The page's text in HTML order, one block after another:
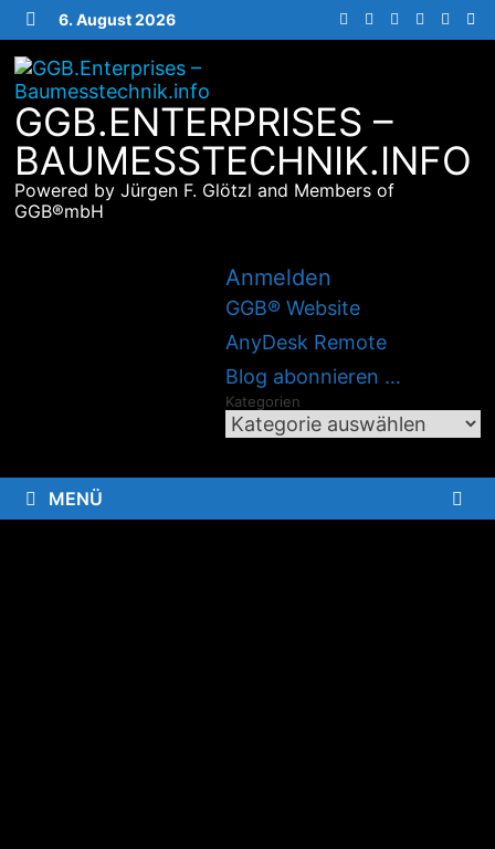
Zurück
InhaltMENÜ
6. August 2026
GGB.ENTERPRISES –
BAUMESSTECHNIK.INFO
Powered by Jürgen F. Glötzl and Members of
GGB®mbH
Anmelden
GGB® Website
AnyDesk Remote
Blog abonnieren …
Kategorien
MENÜ